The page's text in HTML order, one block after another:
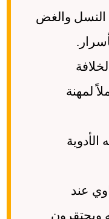
النسل والغض
لمهنة
عند
ويحتقرون